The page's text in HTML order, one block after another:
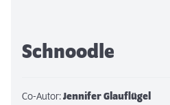
Schnoodle
Co-Autor:Jennifer Glauflügel